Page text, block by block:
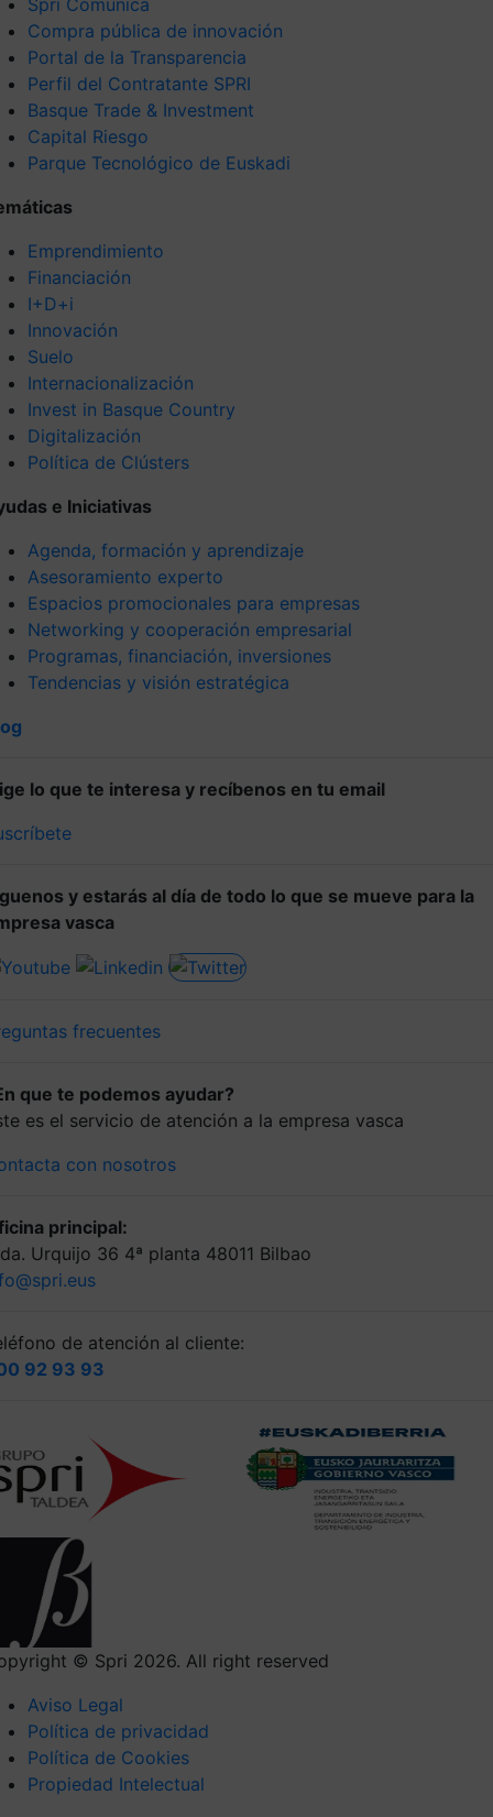
Compra pública de innovación
Portal de la Transparencia
Perfil del Contratante SPRI
Basque Trade & Investment
Capital Riesgo
Parque Tecnológico de Euskadi
Emprendimiento
Financiación
I+D+i
Innovación
Suelo
Internacionalización
Invest in Basque Country
Digitalización
Política de Clústers
e Iniciativas
Agenda, formación y aprendizaje
Asesoramiento experto
Espacios promocionales para empresas
Networking y cooperación empresarial
Programas, financiación, inversiones
Tendencias y visión estratégica
lo que te interesa y recíbenos en tu email
y estarás al día de todo lo que se mueve para la
vasca
frecuentes
que te podemos ayudar?
es el servicio de atención a la empresa vasca
con nosotros
principal:
Urquijo 36 4ª planta 48011 Bilbao
de atención al cliente:
92 93 93
© Spri 2026. All right reserved
Aviso Legal
Política de privacidad
Política de Cookies
Propiedad Intelectual